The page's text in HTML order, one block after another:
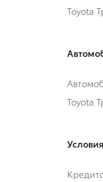
Toyota
Toyota